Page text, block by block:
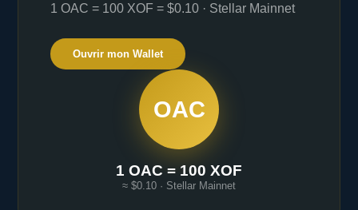
1 OAC = 100 XOF = $0.10 · Stellar Mainnet
Ouvrir mon Wallet
OAC
1 OAC = 100 XOF
≈ $0.10 · Stellar Mainnet